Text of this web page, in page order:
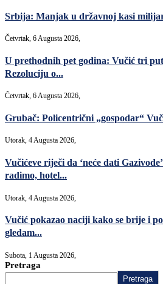
Srbija: Manjak u državnoj kasi
Četvrtak, 6 Augusta 2026,
U prethodnih pet godina: Vučić tri
Rezoluciju o...
Četvrtak, 6 Augusta 2026,
Grubač: Policentrični „gospodar“
Utorak, 4 Augusta 2026,
Vučićeve riječi da ‘neće dati
radimo, hotel...
Utorak, 4 Augusta 2026,
Vučić pokazao naciji kako se brije i
gledam...
Subota, 1 Augusta 2026,
Pretraga
Pretraga